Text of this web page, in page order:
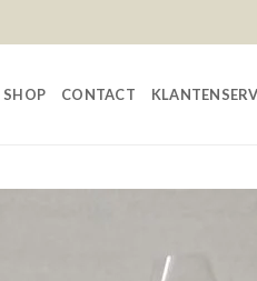
SHOP CONTACT